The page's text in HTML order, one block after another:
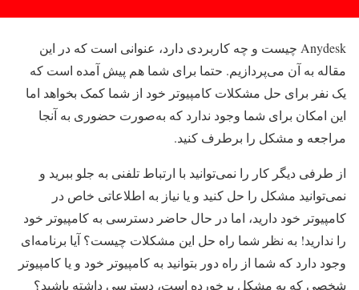
Anydesk چیست و چه کاربردی دارد، عنوانی است که در این
مقاله به آن می‌پردازیم. حتما برای شما هم پیش آمده است که
یک نفر برای حل مشکلات کامپیوتر خود از شما کمک بخواهد اما
این امکان برای شما وجود ندارد که به‌صورت حضوری به آنجا
مراجعه و مشکل را برطرف کنید.
از طرفی دیگر کار را نمی‌توانید با ارتباط تلفنی به جلو ببرید و
نمی‌توانید مشکل را حل کنید و یا نیاز به اطلاعاتی خاص در
کامپیوتر خود دارید، اما در حال حاضر دسترسی به کامپیوتر خود
را ندارید! به نظر شما راه حل این مشکلات چیست؟ آیا برنامه‌ای
وجود دارد که شما از راه دور بتوانید به کامپیوتر خود و یا کامپیوتر
شخصی که به مشکل برخورده است، دسترسی داشته باشید؟